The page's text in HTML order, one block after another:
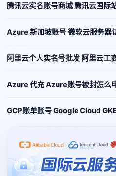
腾讯云实名账号商城 腾讯云国际
Azure 新加坡账号 微软云服务器
阿里云个人实名号批发 阿里云工
Azure 代充 Azure账号被封怎么
GCP账单账号 Google Cloud